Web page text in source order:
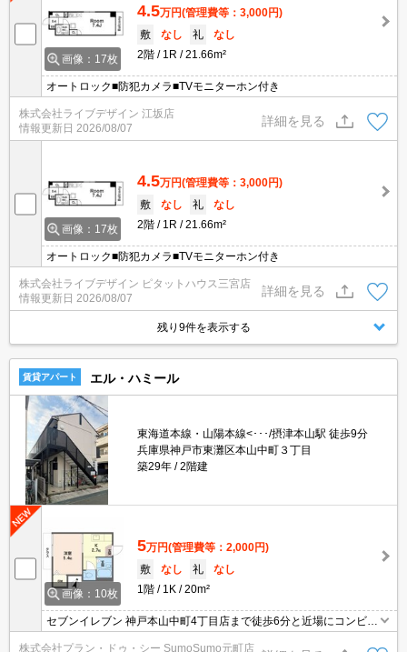
画像：17枚
4.5万円(管理費等：3,000円)
敷
なし 礼
なし
2階
1R 21.66m²
オートロック■防犯カメラ■TVモニターホン付き
株式会社ライブデザイン 江坂店
情報更新日 2026/08/07
詳細を見る
画像：17枚
4.5万円(管理費等：3,000円)
敷
なし 礼
なし
2階
1R 21.66m²
オートロック■防犯カメラ■TVモニターホン付き
株式会社ライブデザイン ピタットハウス三宮店
情報更新日 2026/08/07
詳細を見る
残り9件を表示する
賃貸アパート エル・ハミール
東海道本線・山陽本線<･･･/摂津本山駅 徒歩9分
兵庫県神戸市東灘区本山中町３丁目
築29年
2階建
画像：10枚
5万円(管理費等：2,000円)
敷
なし 礼
なし
1階
1K 20m²
セブンイレブン 神戸本山中町4丁目店まで徒歩6分と近場にコンビニ
があるのもポイント。来客時にはTVインターホンで訪問者の顔を確
株式会社プラン・ドゥ・シー SumoSumo元町店